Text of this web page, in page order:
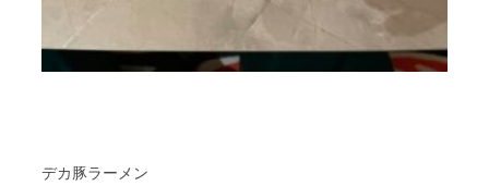
デカ豚ラーメン